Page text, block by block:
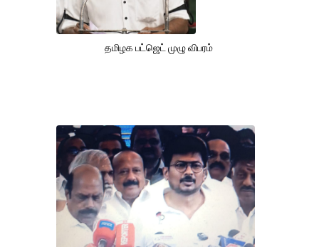
தமிழக பட்ஜெட் முழு விபரம்